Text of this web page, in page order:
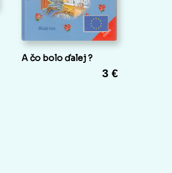
A čo bolo ďalej ?
3 €